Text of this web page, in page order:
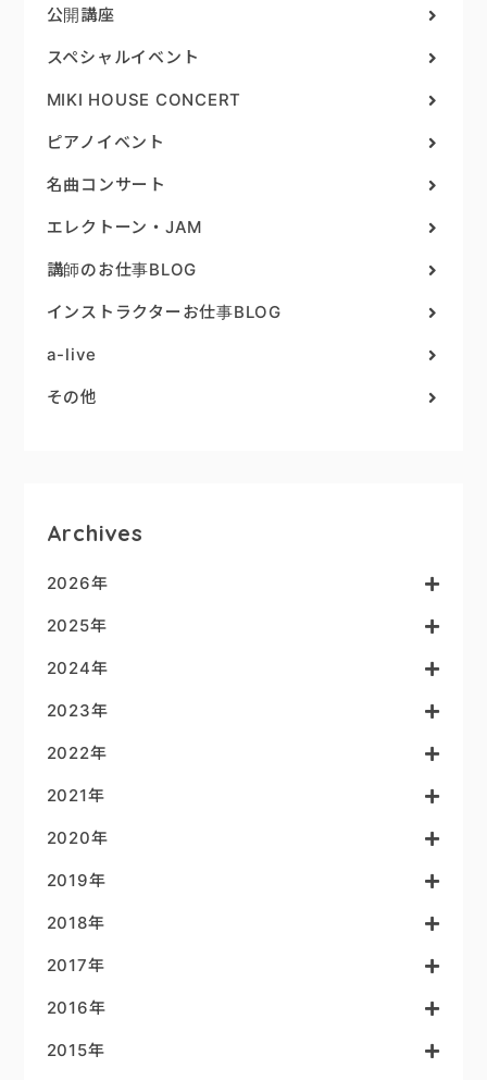
公開講座
スペシャルイベント
MIKI HOUSE CONCERT
ピアノイベント
名曲コンサート
エレクトーン・JAM
講師のお仕事BLOG
インストラクターお仕事BLOG
a-live
その他
Archives
2026年
2025年
2024年
2023年
2022年
2021年
2020年
2019年
2018年
2017年
2016年
2015年